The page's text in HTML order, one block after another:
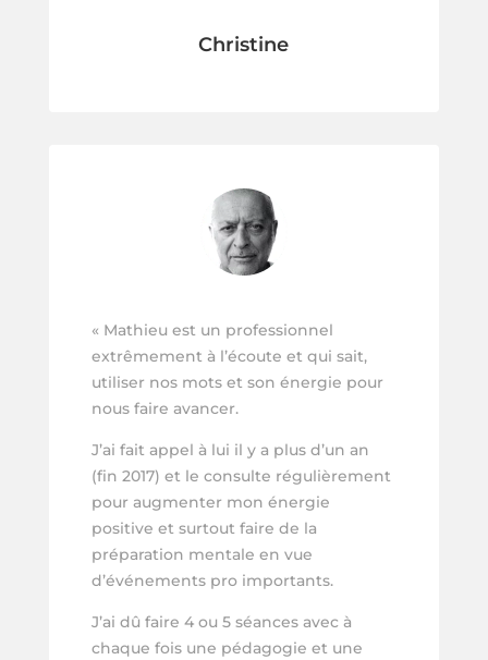
Christine
« Mathieu est un professionnel
extrêmement à l’écoute et qui sait,
utiliser nos mots et son énergie pour
nous faire avancer.
J’ai fait appel à lui il y a plus d’un an
(fin 2017) et le consulte régulièrement
pour augmenter mon énergie
positive et surtout faire de la
préparation mentale en vue
d’événements pro importants.
J’ai dû faire 4 ou 5 séances avec à
chaque fois une pédagogie et une